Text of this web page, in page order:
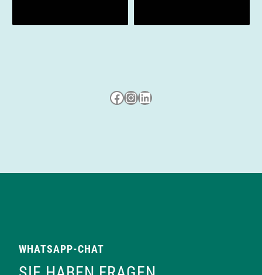
Besuche uns auf Facebook
Besuche uns auf Instagram
LinkedIn
WHATSAPP-CHAT